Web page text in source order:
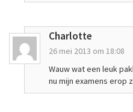
Charlotte
26 mei 2013 om 18:08
Wauw wat een leuk
nu mijn examens erop